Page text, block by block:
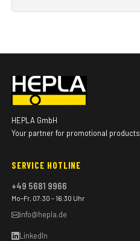
HEPLA GmbH
Your partner for promotional products
SERVICE HOTLINE
+49 5681 9966
Mo–Fr, 07:30 – 16:30 Uhr
info@hepla.de
LinkedIn